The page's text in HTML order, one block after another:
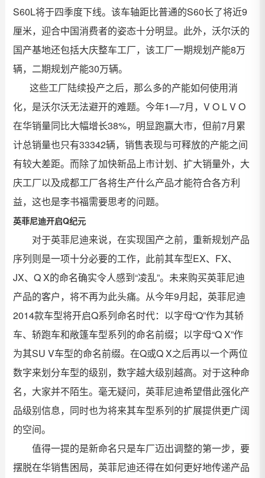
S60L将于四季度下线。该车轴距比普通的S60长了将近9
厘米，迎合中国消费者的姿态十分明显。此外，沃尔沃的
国产基地还包括大庆整车工厂，该工厂一期规划产能8万
辆，二期规划产能30万辆。
这些工厂陆续投产之后，那么多的产能如何使用消
化，是沃尔沃无法避开的难题。今年1—7月，V O L V O
在华销量同比大幅增长38%，明显跑赢大市，但前7月累
计总销量也只有33342辆，销售表现与可释放的产能之间
有较大差距。而除了加快新品上市计划、扩大销量外，大
庆工厂以及成都工厂各将生产什么产品才能符合各方利
益，这也是李书福需要思考的问题。
英菲尼迪开启Q纪元
对于英菲尼迪来说，在实现国产之前，重新规划产品
序列则是一项十分必要的工作，此前其车型EX、FX、
JX、Q X的命名确实令人感到“凌乱”。未来购买英菲尼迪
产品的客户，将不再为此头痛。从今年9月起，英菲尼迪
2014款车型将开启Q系列命名时代：以字母“Q”作为其轿
车、轿跑车和敞篷车型系列的命名前缀；以字母“Q X”作
为其SU V车型的命名前缀。在Q或Q X之后再以一个两位
数字来划分车型的级别，数字越大级别越高。对于这种命
名，大家并不陌生。毫无疑问，英菲尼迪希望借此强化产
品级别信息，同时也为将来其车型系列的扩展提供更广阔
的空间。
值得一提的是新命名只是车厂迈出调整的第一步，要
摆脱在华销售困局，英菲尼迪还得在如何更好地传递产品